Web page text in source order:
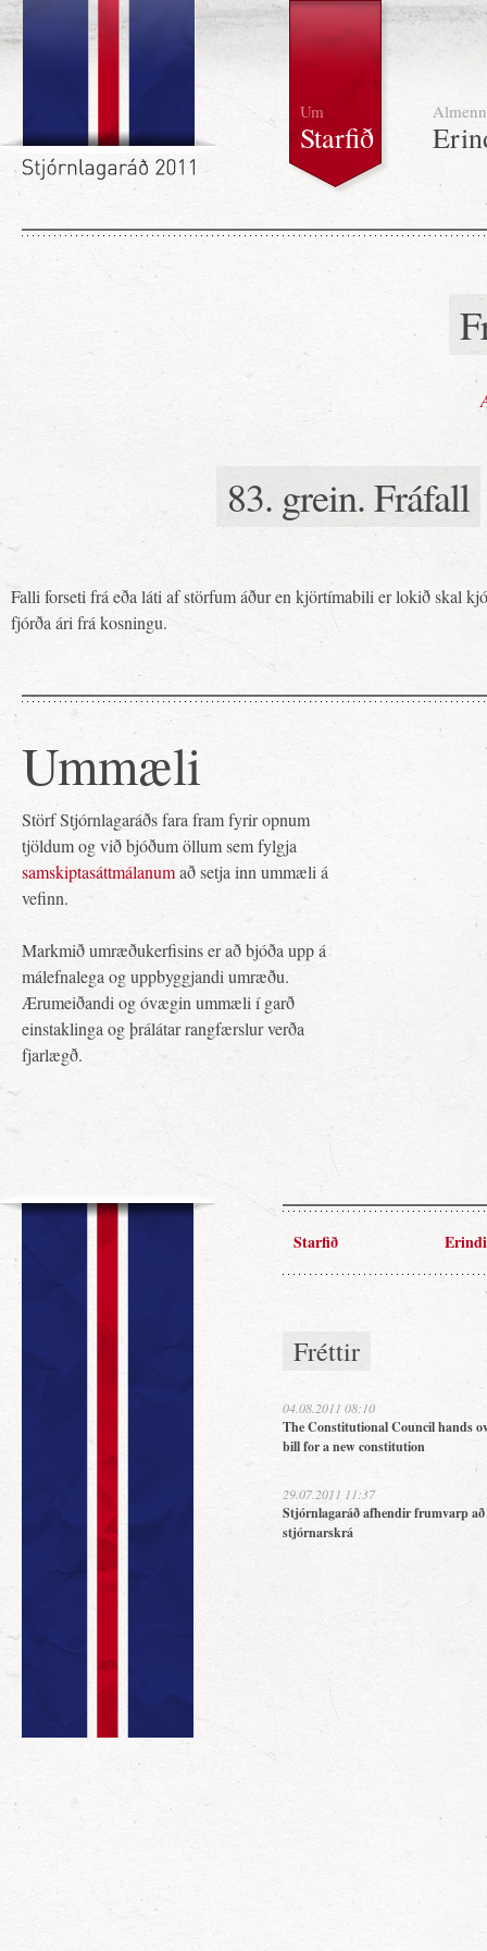
Um
Starfið
Almenn
83. grein. Fráfall
Falli forseti frá eða láti af störfum áður en kjörtímabili er lokið skal
fjórða ári frá kosningu.
Ummæli
Störf Stjórnlagaráðs fara fram fyrir opnum
tjöldum og við bjóðum öllum sem fylgja
samskiptasáttmálanumað setja inn ummæli á
vefinn.
Markmið umræðukerfisins er að bjóða upp á
málefnalega og uppbyggjandi umræðu.
Ærumeiðandi og óvægin ummæli í garð
einstaklinga og þrálátar rangfærslur verða
fjarlægð.
Starfið Erindi
Fréttir
04.08.2011 08:10
The Constitutional Council hands
bill for a new constitution
29.07.2011 11:37
Stjórnlagaráð afhendir frumvarp
stjórnarskrá